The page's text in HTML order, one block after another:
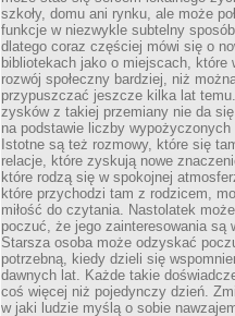
szkoły, domu ani rynku, ale może
funkcje w niezwykle subtelny
dlatego coraz częściej mówi się o
bibliotekach jako o miejscach, które
rozwój społeczny bardziej, niż
przypuszczać jeszcze kilka lat
zysków z takiej przemiany nie da
na podstawie liczby wypożyczonych
Istotne są też rozmowy, które się
relacje, które zyskują nowe
które rodzą się w spokojnej
które przychodzi tam z rodzicem,
miłość do czytania. Nastolatek
poczuć, że jego zainteresowania są
Starsza osoba może odzyskać
potrzebną, kiedy dzieli się
dawnych lat. Każde takie
coś więcej niż pojedynczy dzień.
w jaki ludzie myślą o sobie